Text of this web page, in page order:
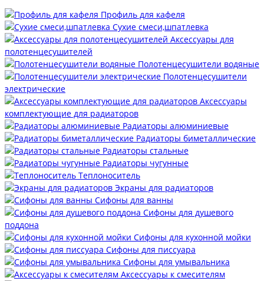
Профиль для кафеля
Сухие смеси,шпатлевка
Аксессуары для
полотенцесушителей
Полотенцесушители водяные
Полотенцесушители
электрические
Аксессуары
комплектующие для радиаторов
Радиаторы алюминиевые
Радиаторы биметаллические
Радиаторы стальные
Радиаторы чугунные
Теплоноситель
Экраны для радиаторов
Сифоны для ванны
Сифоны для душевого
поддона
Сифоны для кухонной мойки
Сифоны для писсуара
Сифоны для умывальника
Аксессуары к смесителям